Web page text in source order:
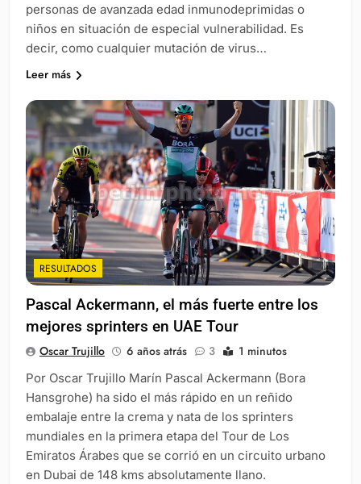
personas de avanzada edad inmunodeprimidas o
niños en situación de especial vulnerabilidad. Es
decir, como cualquier mutación de virus…
Leer más
RESULTADOS
Pascal Ackermann, el más fuerte entre los
mejores sprinters en UAE Tour
Oscar Trujillo 6 años atrás 3 1 minutos
Por Oscar Trujillo Marín Pascal Ackermann (Bora
Hansgrohe) ha sido el más rápido en un reñido
embalaje entre la crema y nata de los sprinters
mundiales en la primera etapa del Tour de Los
Emiratos Árabes que se corrió en un circuito urbano
en Dubai de 148 kms absolutamente llano.